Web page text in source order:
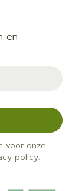
en
voor onze
policy.